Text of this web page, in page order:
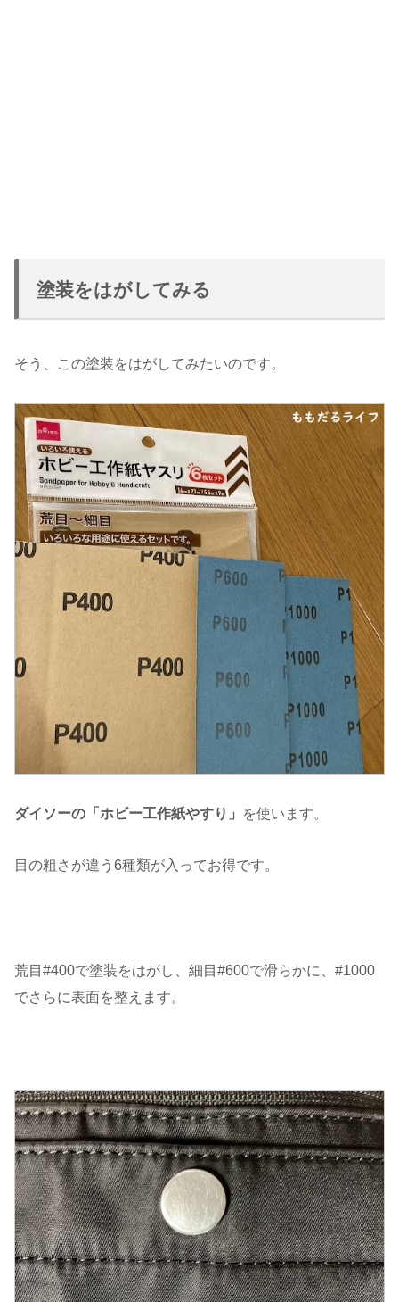
塗装をはがしてみる
そう、この塗装をはがしてみたいのです。
ダイソーの「ホビー工作紙やすり」 を使います。
目の粗さが違う6種類が入ってお得です。
荒目#400で塗装をはがし、細目#600で滑らかに、#1000
でさらに表面を整えます。